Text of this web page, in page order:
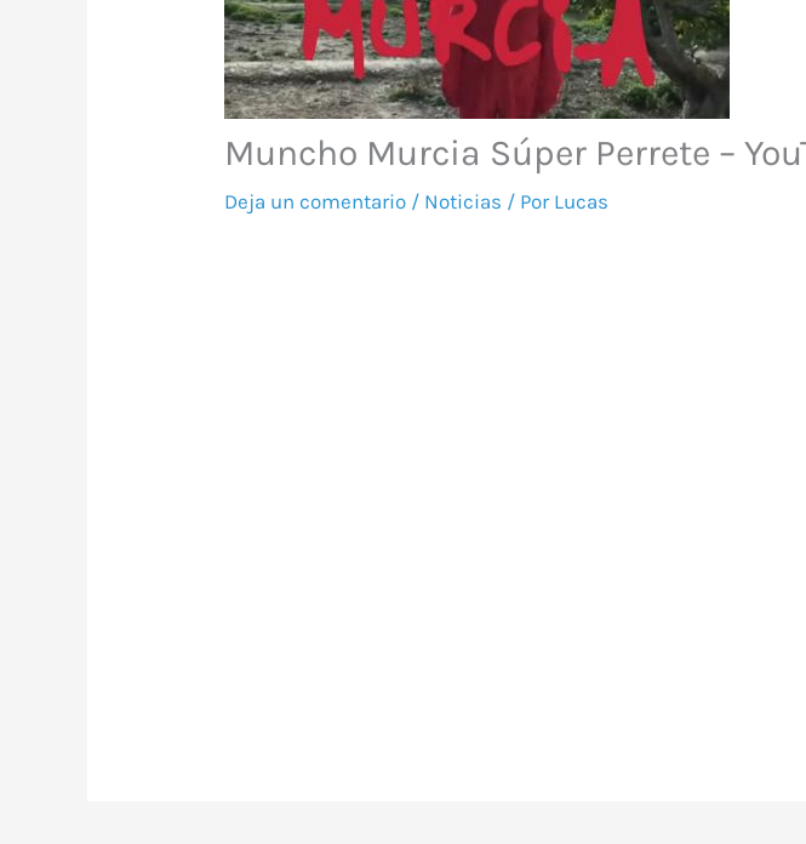
Muncho Murcia Súper Perrete –
Deja un comentario / Noticias / Por Lucas